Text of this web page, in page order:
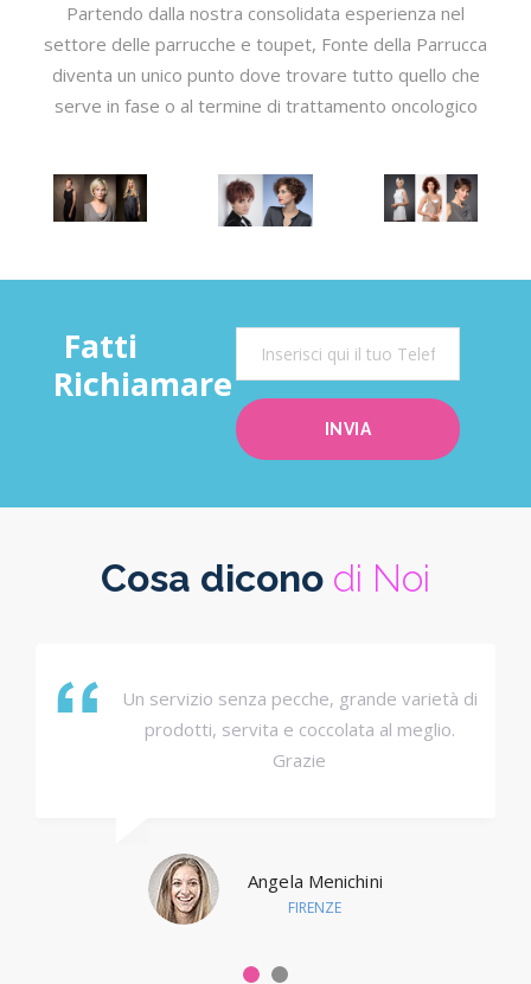
Partendo dalla nostra consolidata esperienza nel
settore delle parrucche e toupet, Fonte della Parrucca
diventa un unico punto dove trovare tutto quello che
serve in fase o al termine di trattamento oncologico
Fatti
Richiamare
Cosa dicono di Noi
Un servizio senza pecche, grande varietà di
prodotti, servita e coccolata al meglio.
Grazie
Angela Menichini
FIRENZE